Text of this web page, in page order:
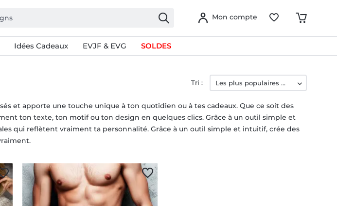
Mon compte
Idées Cadeaux EVJF & EVG SOLDES
et apporte une touche unique à ton quotidien ou à tes cadeaux. Que ce soit des
ton texte, ton motif ou ton design en quelques clics. Grâce à un outil simple et
qui reflètent vraiment ta personnalité. Grâce à un outil simple et intuitif, crée des
Tri :